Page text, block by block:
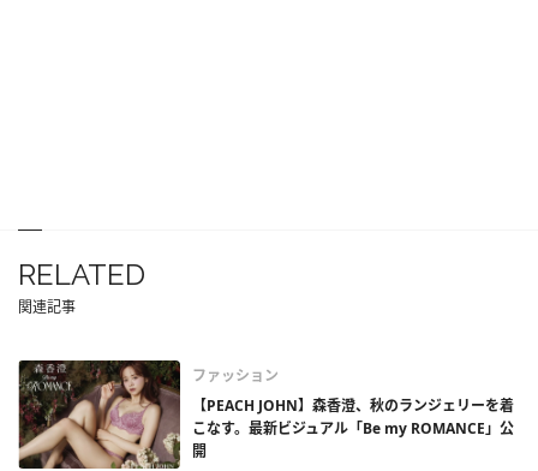
RELATED
関連記事
ファッション
【PEACH JOHN】森香澄、秋のランジェリーを着
こなす。最新ビジュアル「Be my ROMANCE」公
開